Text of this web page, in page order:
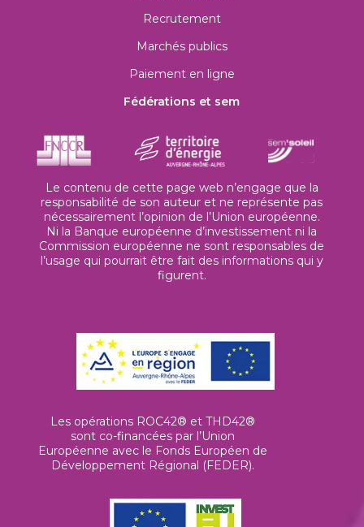
Recrutement
Marchés publics
Paiement en ligne
Fédérations et sem
Le contenu de cette page web n’engage que la
responsabilité de son auteur et ne représente pas
nécessairement l’opinion de l’Union européenne.
Ni la Banque européenne d’investissement ni la
Commission européenne ne sont responsables de
l’usage qui pourrait être fait des informations qui y
figurent.
Les opérations ROC42® et THD42®
sont co-financées par l’Union
Européenne avec le Fonds Européen de
Développement Régional (FEDER).